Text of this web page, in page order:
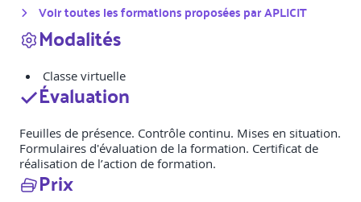
Voir toutes les formations proposées parAPLICIT
Modalités
Classe virtuelle
Évaluation
Feuilles de présence. Contrôle continu. Mises en situation.
Formulaires d'évaluation de la formation. Certificat de
réalisation de l’action de formation.
Prix